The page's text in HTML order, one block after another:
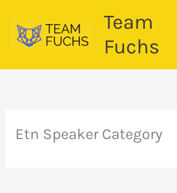
Inhalt
springen
Team
Fuchs
Etn Speaker Category